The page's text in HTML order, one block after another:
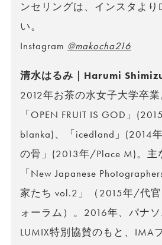
ンセリングは、インスタより
い。
Instagram @makocha216
清水はるみ｜Harumi
2012年お茶の水女子大学卒業
「OPEN FRUIT IS GOD」
blanka)、「icedland」(2014
の骨」(2013年/Place M)。主
「New Japanese
家たち vol.2」（2015年/代
ォーラム）。2016年、パナ
LUMIX特別協賛のもと、IMA